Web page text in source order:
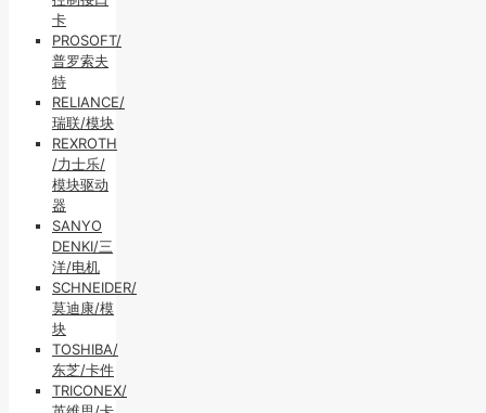
卡
PROSOFT/
普罗索夫
特
RELIANCE/
瑞联/模块
REXROTH
/力士乐/
模块驱动
器
SANYO
DENKI/三
洋/电机
SCHNEIDER/
莫迪康/模
块
TOSHIBA/
东芝/卡件
TRICONEX/